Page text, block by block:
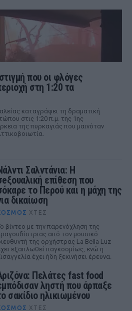
που οι φλόγες
στη 1:20 τα
καταγράφει τη δραματική
στις 1:20 π.μ. της 1ης
της πυρκαγιάς που μαινόταν
Σαλντάνια: Η
επίθεση που
το Περού και η μάχη της
δικαίωση
ΧΤΕΣ
βίντεο με την παρενόχληση της
από τον μουσικό
της ορχήστρας La Bella Luz
εξαπλωθεί παγκοσμίως, ενώ η
έχει ήδη ξεκινήσει έρευνα.
Πελάτες fast food
ληστή που άρπαξε
σακίδιο ηλικιωμένου
ΧΤΕΣ